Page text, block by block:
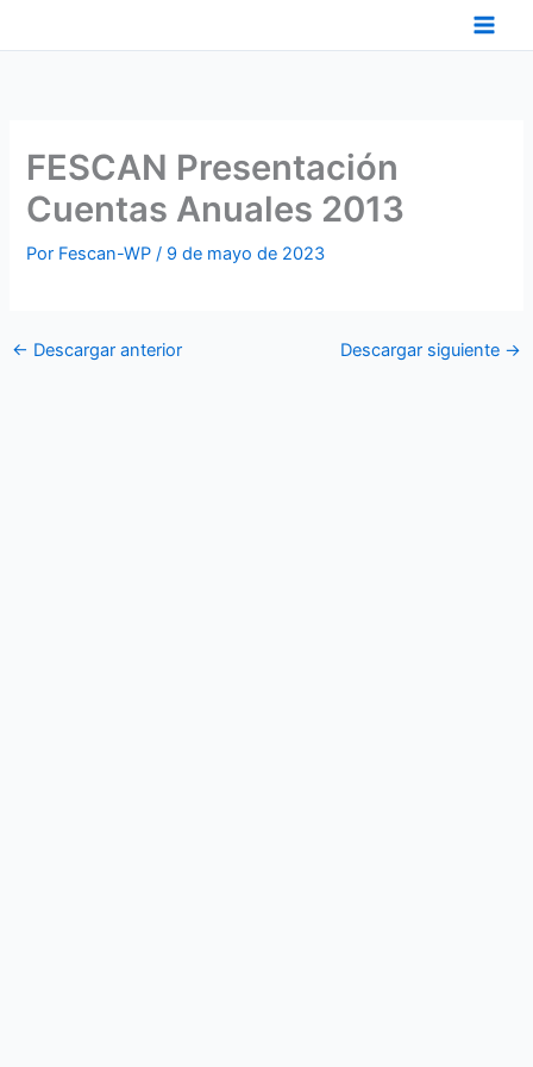
FESCAN Presentación
Cuentas Anuales 2013
Por Fescan-WP/ 9 de mayo de 2023
← Descargar anterior Descargar siguiente →